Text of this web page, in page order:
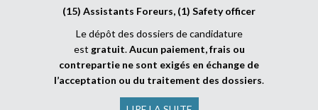
(15) Assistants Foreurs, (1) Safety officer
Le dépôt des dossiers de candidature
est gratuit.Aucun paiement, frais ou
contrepartie ne sont exigés en échange de
l’acceptation ou du traitement des dossiers.